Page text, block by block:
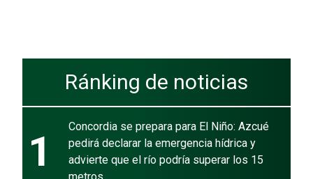
Ránking de noticias
1
Concordia se prepara para El Niño: Azcué
pedirá declarar la emergencia hídrica y
advierte que el río podría superar los 15
metros